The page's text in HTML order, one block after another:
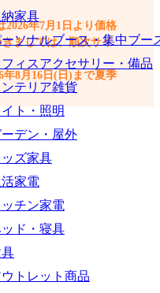
家具
ソナルブース・集中ブー
フィスアクセサリー・備品
ンテリア雑貨
ト・照明
ーデン・屋外
ッズ家具
家電
チン家電
ド・寝具
トレット商品
年7月1日より価格
ましては、順次サイ
年8月16日(日)まで夏季